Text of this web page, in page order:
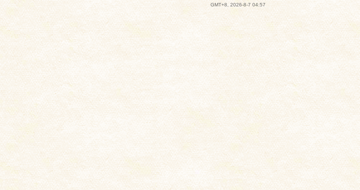
GMT+8, 2026-8-7 04:57